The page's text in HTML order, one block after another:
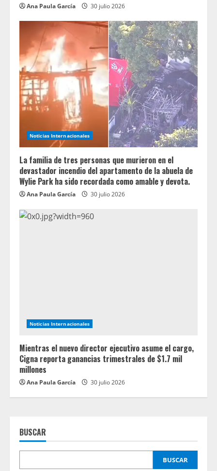
Ana Paula García 30 julio 2026
Noticias Internacionales
La familia de tres personas que murieron en el
devastador incendio del apartamento de la abuela de
Wylie Park ha sido recordada como amable y devota.
Ana Paula García 30 julio 2026
Noticias Internacionales
Mientras el nuevo director ejecutivo asume el cargo,
Cigna reporta ganancias trimestrales de $1.7 mil
millones
Ana Paula García 30 julio 2026
BUSCAR
BUSCAR